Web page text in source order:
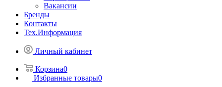
Вакансии
Бренды
Контакты
Тех.Информация
Личный кабинет
Корзина0
Избранные товары0